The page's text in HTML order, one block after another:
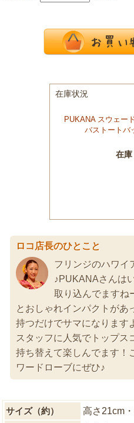
ロコ店長のひとこと
フリンジのハワイ
♪PUKANAさんは
取り込んでますね
とおしゃれインパクトがあ
持つだけでサマになります
スタッフに人気でトップス
持ち替えて楽しんでます！
ワードローブにぜひ♪
サイズ（約） 高さ21cm